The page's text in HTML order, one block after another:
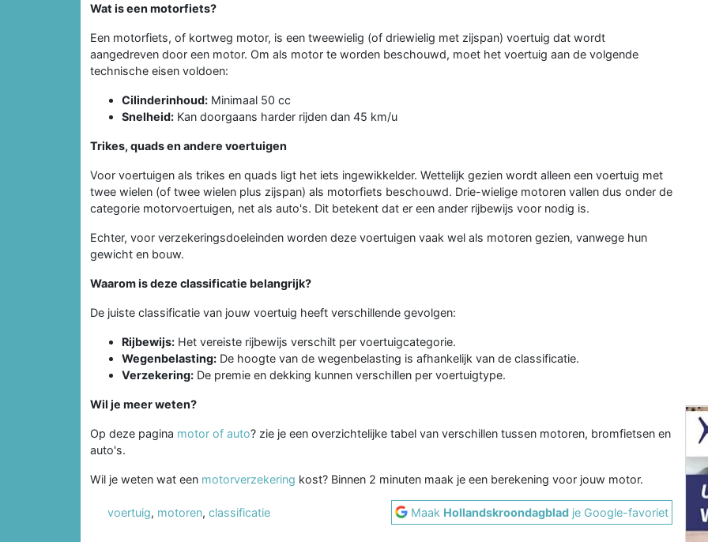
Wat is een motorfiets?
Een motorfiets, of kortweg motor, is een tweewielig (of driewielig met zijspan) voertuig dat wordt
aangedreven door een motor. Om als motor te worden beschouwd, moet het voertuig aan de volgende
technische eisen voldoen:
Cilinderinhoud: Minimaal 50 cc
Snelheid: Kan doorgaans harder rijden dan 45 km/u
Trikes, quads en andere voertuigen
Voor voertuigen als trikes en quads ligt het iets ingewikkelder. Wettelijk gezien wordt alleen een voertuig met
twee wielen (of twee wielen plus zijspan) als motorfiets beschouwd. Drie-wielige motoren vallen dus onder de
categorie motorvoertuigen, net als auto's. Dit betekent dat er een ander rijbewijs voor nodig is.
Echter, voor verzekeringsdoeleinden worden deze voertuigen vaak wel als motoren gezien, vanwege hun
gewicht en bouw.
Waarom is deze classificatie belangrijk?
De juiste classificatie van jouw voertuig heeft verschillende gevolgen:
Rijbewijs: Het vereiste rijbewijs verschilt per voertuigcategorie.
Wegenbelasting: De hoogte van de wegenbelasting is afhankelijk van de classificatie.
Verzekering: De premie en dekking kunnen verschillen per voertuigtype.
Wil je meer weten?
Op deze pagina motor of auto? zie je een overzichtelijke tabel van verschillen tussen motoren, bromfietsen en
auto's.
Wil je weten wat een motorverzekering kost? Binnen 2 minuten maak je een berekening voor jouw motor.
voertuig, motoren, classificatie Maak Hollandskroondagblad je Google-favoriet